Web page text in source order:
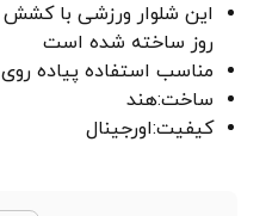
این شلوار ورزشی با کشش
روز ساخته شده است
مناسب استفاده پیاده روی
ساخت:هند
کیفیت:اورجینال